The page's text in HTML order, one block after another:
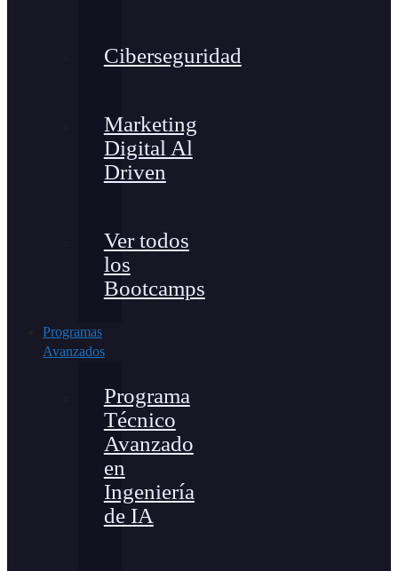
Ciberseguridad
Marketing
Digital Al
Driven
Ver todos
los
Bootcamps
Programas
Avanzados
Programa
Técnico
Avanzado
en
Ingeniería
de IA